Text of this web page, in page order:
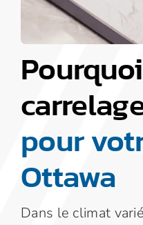
pour
Ottawa
Dans le climat